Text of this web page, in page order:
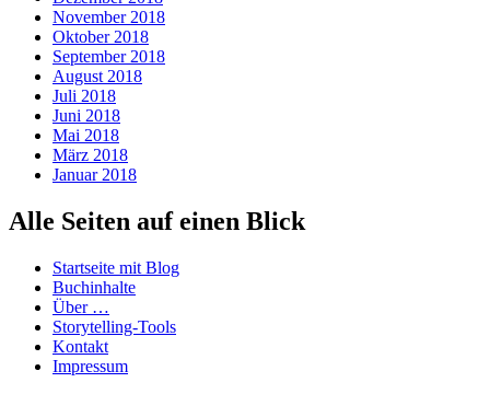
November 2018
Oktober 2018
September 2018
August 2018
Juli 2018
Juni 2018
Mai 2018
März 2018
Januar 2018
Alle Seiten auf einen Blick
Startseite mit Blog
Buchinhalte
Über …
Storytelling-Tools
Kontakt
Impressum